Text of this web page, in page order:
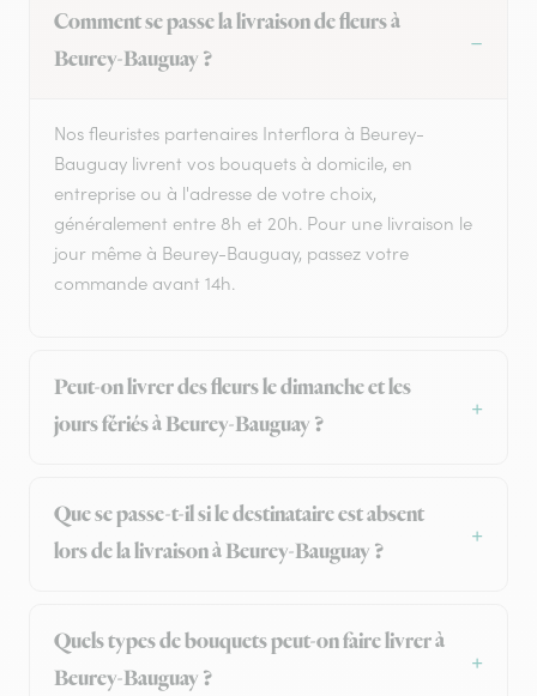
Comment se passe la livraison de fleurs à
Beurey-Bauguay ?
Nos fleuristes partenaires Interflora à Beurey-
Bauguay livrent vos bouquets à domicile, en
entreprise ou à l'adresse de votre choix,
généralement entre 8h et 20h. Pour une livraison le
jour même à Beurey-Bauguay, passez votre
commande avant 14h.
Peut-on livrer des fleurs le dimanche et les
jours fériés à Beurey-Bauguay ?
Que se passe-t-il si le destinataire est absent
lors de la livraison à Beurey-Bauguay ?
Quels types de bouquets peut-on faire livrer à
Beurey-Bauguay ?